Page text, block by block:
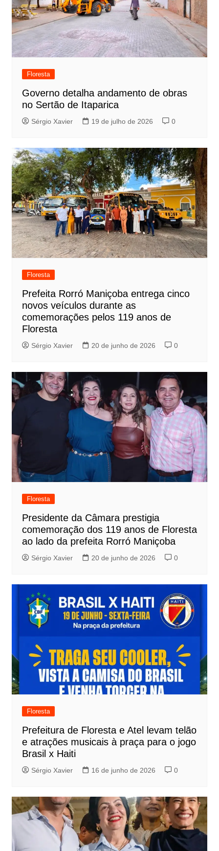
Floresta
Governo detalha andamento de obras
no Sertão de Itaparica
Sérgio Xavier 19 de julho de 2026 0
Floresta
Prefeita Rorró Maniçoba entrega cinco
novos veículos durante as
comemorações pelos 119 anos de
Floresta
Sérgio Xavier 20 de junho de 2026 0
Floresta
Presidente da Câmara prestigia
comemoração dos 119 anos de Floresta
ao lado da prefeita Rorró Maniçoba
Sérgio Xavier 20 de junho de 2026 0
Floresta
Prefeitura de Floresta e Atel levam telão
e atrações musicais à praça para o jogo
Brasil x Haiti
Sérgio Xavier 16 de junho de 2026 0